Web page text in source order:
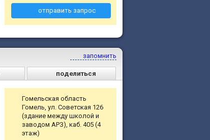
отправить запрос
запомнить
поделиться
Гомельская область
Гомель, ул. Советская 126
(здание между школой и
заводом АРЗ), каб. 405 (4
этаж)